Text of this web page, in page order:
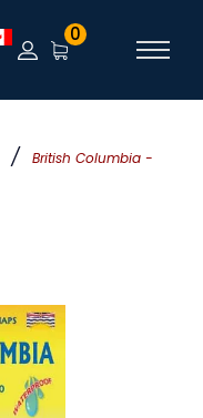
/
British Columbia -
0